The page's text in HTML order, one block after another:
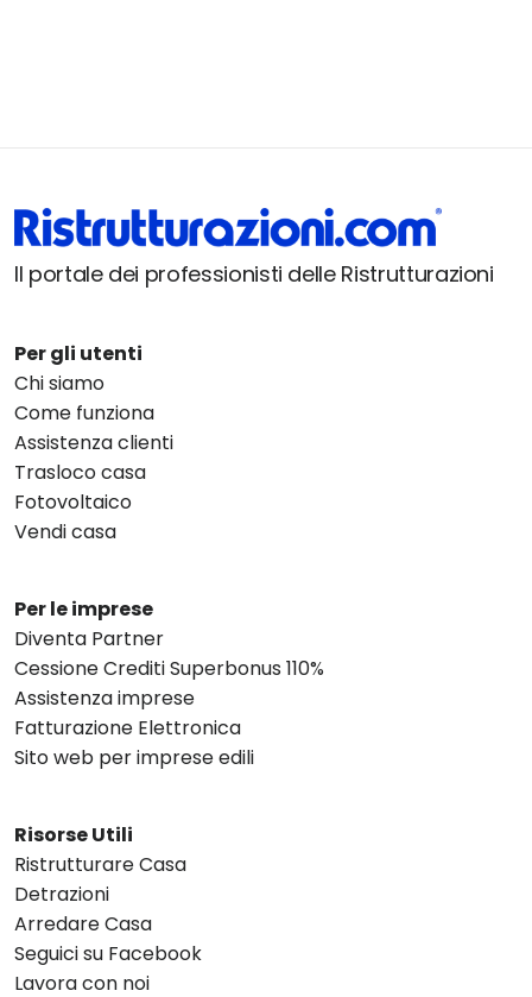
Il portale dei professionisti delle Ristrutturazioni
Per gli utenti
Chi siamo
Come funziona
Assistenza clienti
Trasloco casa
Fotovoltaico
Vendi casa
Per le imprese
Diventa Partner
Cessione Crediti Superbonus 110%
Assistenza imprese
Fatturazione Elettronica
Sito web per imprese edili
Risorse Utili
Ristrutturare Casa
Detrazioni
Arredare Casa
Seguici su Facebook
Lavora con noi